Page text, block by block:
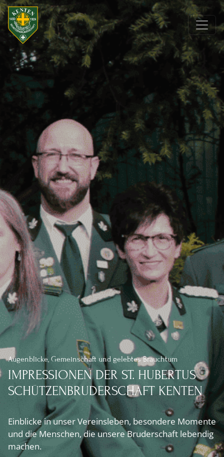
Augenblicke, Gemeinschaft und gelebtes Brauchtum
IMPRESSIONEN DER ST. HUBERTUS
SCHÜTZENBRUDERSCHAFT KENTEN
Einblicke in unser Vereinsleben, besondere Momente
und die Menschen, die unsere Bruderschaft lebendig
machen.